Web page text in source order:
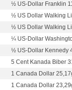
½ US-Dollar Franklin
½ US Dollar Walking
½ US Dollar Walking
¼ US-Dollar
½ US-Dollar Kennedy
5 Cent Kanada Biber
1 Canada Dollar
1 Canada Dollar